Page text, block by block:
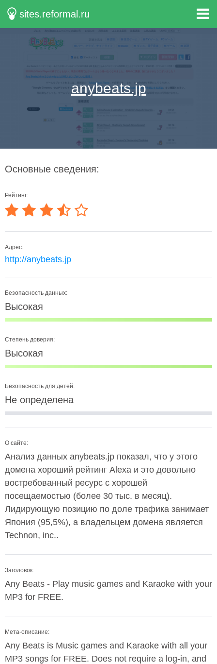
sites.reformal.ru
anybeats.jp
Основные сведения:
Рейтинг:
Адрес:
http://anybeats.jp
Безопасность данных:
Высокая
Степень доверия:
Высокая
Безопасность для детей:
Не определена
О сайте:
Анализ данных anybeats.jp показал, что у этого
домена хороший рейтинг Alexa и это довольно
востребованный ресурс с хорошей
посещаемостью (более 30 тыс. в месяц).
Лидирующую позицию по доле трафика занимает
Япония (95,5%), а владельцем домена является
Technon, inc..
Заголовок:
Any Beats - Play music games and Karaoke with your
MP3 for FREE.
Мета-описание:
Any Beats is Music games and Karaoke with all your
MP3 songs for FREE. Does not require a log-in, and